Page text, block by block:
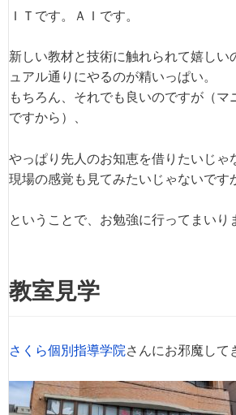
ＩＴです。ＡＩです。
新しい教材と技術に触れられて嬉しい
ュアル通りにやるのが精いっぱい。
もちろん、それでも良いのですが（マ
ですから）、
やっぱり先人のお知恵を借りたいじゃ
現場の感覚も見てみたいじゃないです
ということで、お勉強に行ってまいり
教室見学
さくら個別指導学院さんにお邪魔して